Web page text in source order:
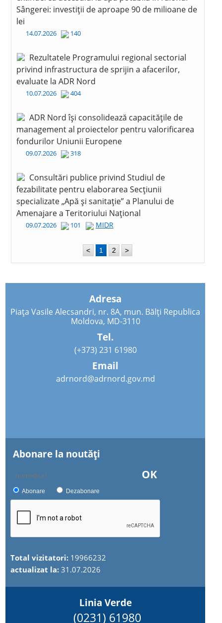
Sângerei: investiții de aproape 90 de milioane de
lei
14.07.2026 140
Rezultatele Programului regional sectorial
privind infrastructura de sprijin a afacerilor,
evaluate la ADR Nord
10.07.2026 404
ADR Nord își consolidează capacitățile de
management al proiectelor pentru valorificarea
fondurilor Uniunii Europene
09.07.2026 318
Consultări publice privind Studiul de
fezabilitate pentru elaborarea Secțiunii
specializate „Apă și sanitație” a Planului de
Amenajare a Teritoriului Național
09.07.2026 101 MIDR
< 1 2 >
Adresa
Piața Vasile Alecsandri, nr. 8A, mun. Bălți Republica
Moldova, MD-3110
Tel.
(+373) 231 61980
Email
adrnord@adrnord.gov.md
Abonare la noutăţi
OK
Abonare Dezabonare
Total vizitatori: 19966232
actualizat la:31.07.2026
Linia Verde
(0231) 61980